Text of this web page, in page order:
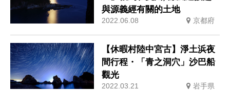
與源義經有關的土地
2022.06.08 京都府
【休暇村陸中宮古】淨土浜夜
間行程・「青之洞穴」沙巴船
觀光
2022.03.21 岩手県